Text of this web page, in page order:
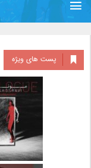
پست های ویژه